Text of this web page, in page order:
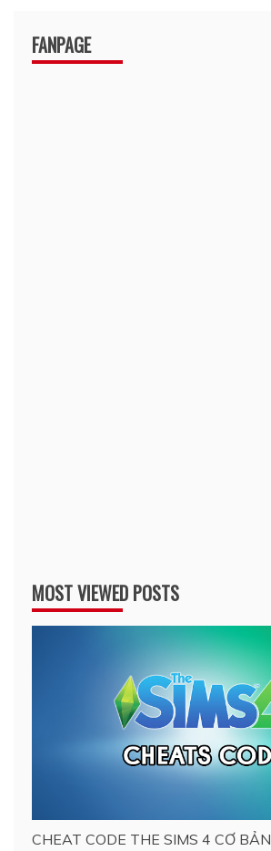
FANPAGE
MOST VIEWED POSTS
CHEAT CODE THE SIMS 4 CƠ BẢN